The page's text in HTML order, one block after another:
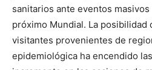
sanitarios ante eventos
próximo Mundial. La posibilidad
visitantes provenientes de
epidemiológica ha encendido